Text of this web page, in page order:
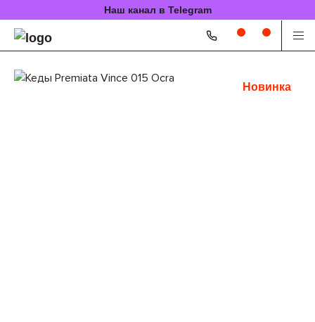
Наш канал в Telegram
Новинка